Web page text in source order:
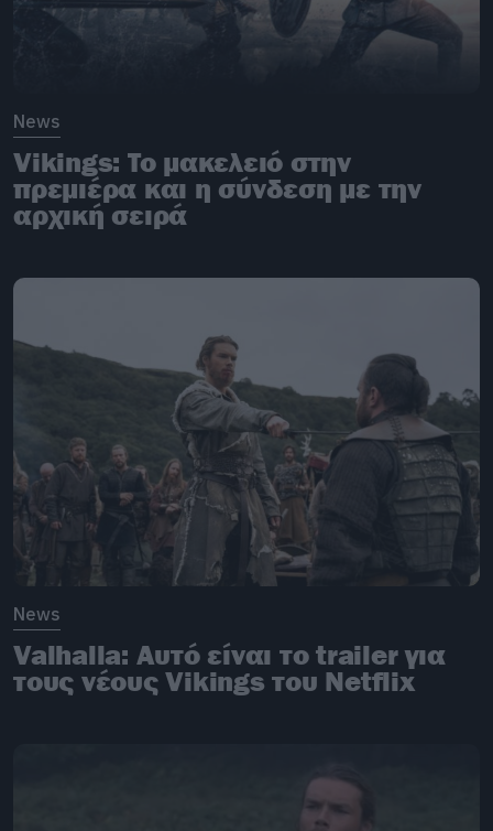
News
Vikings: To μακελειό στην
πρεμιέρα και η σύνδεση με την
αρχική σειρά
News
Valhalla: Αυτό είναι το trailer για
τους νέους Vikings του Netflix